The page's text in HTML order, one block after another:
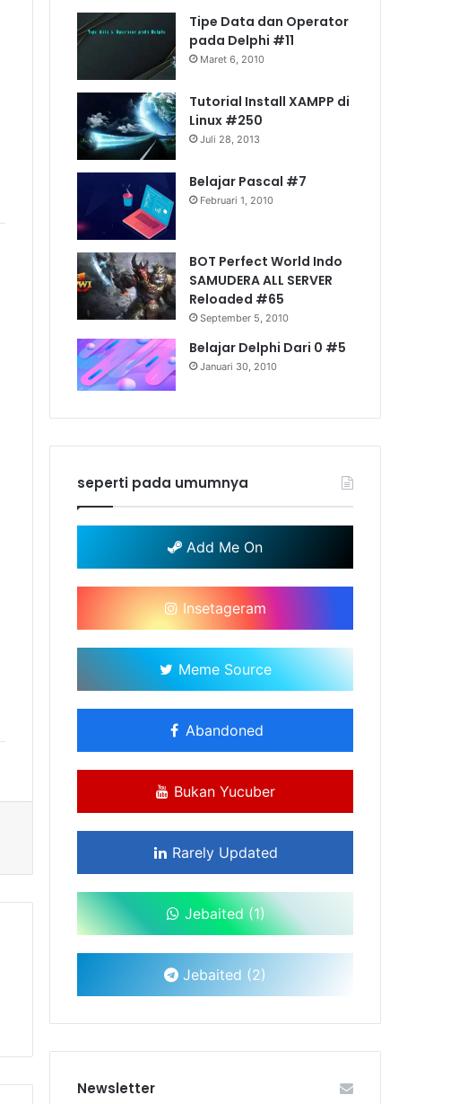
Tipe Data dan Operator
pada Delphi #11
Maret 6, 2010
Tutorial Install XAMPP di
Linux #250
Juli 28, 2013
Belajar Pascal #7
Februari 1, 2010
BOT Perfect World Indo
SAMUDERA ALL SERVER
Reloaded #65
September 5, 2010
Belajar Delphi Dari 0 #5
Januari 30, 2010
seperti pada umumnya
Add Me On
Insetageram
Meme Source
Abandoned
Bukan Yucuber
Rarely Updated
Jebaited (1)
Jebaited (2)
Newsletter